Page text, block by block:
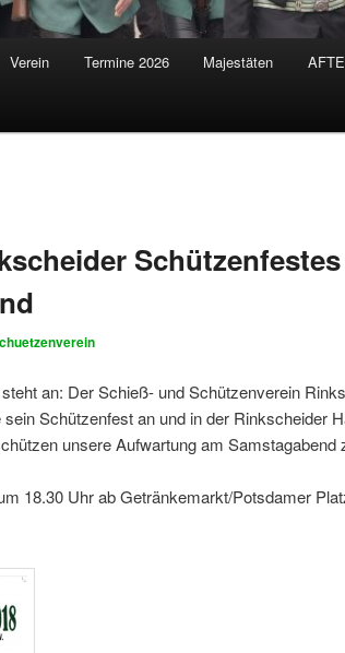
Verein Termine 2026 Majestäten
Schützenfestes
an: Der Schieß- und Schützenverein
Schützenfest an und in der Rinkscheider
unsere Aufwartung am Samstagabend
18.30 Uhr ab Getränkemarkt/Potsdamer